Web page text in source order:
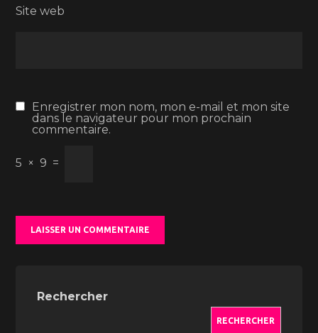
Site web
Enregistrer mon nom, mon e-mail et mon site
dans le navigateur pour mon prochain
commentaire.
5 × 9 =
Rechercher
RECHERCHER